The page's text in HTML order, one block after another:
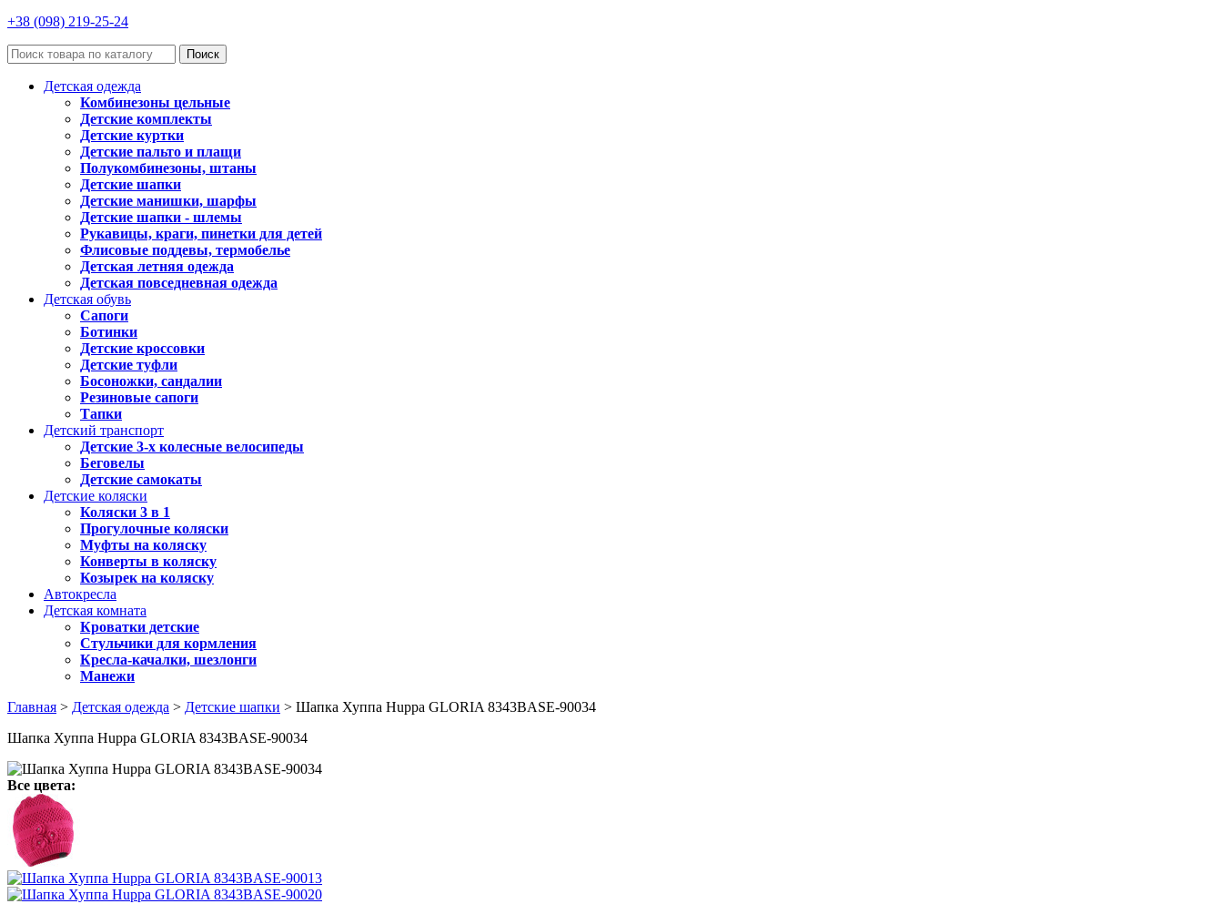
+38 (098) 219-25-24
Поиск
Детская одежда
Комбинезоны цельные
Детские комплекты
Детские куртки
Детские пальто и плащи
Полукомбинезоны, штаны
Детские шапки
Детские манишки, шарфы
Детские шапки - шлемы
Рукавицы, краги, пинетки для детей
Флисовые поддевы, термобелье
Детская летняя одежда
Детская повседневная одежда
Детская обувь
Сапоги
Ботинки
Детские кроссовки
Детские туфли
Босоножки, сандалии
Резиновые сапоги
Тапки
Детский транспорт
Детские 3-х колесные велосипеды
Беговелы
Детские самокаты
Детские коляски
Коляски 3 в 1
Прогулочные коляски
Муфты на коляску
Конверты в коляску
Козырек на коляску
Автокресла
Детская комната
Кроватки детские
Стульчики для кормления
Кресла-качалки, шезлонги
Манежи
Главная > Детская одежда > Детские шапки > Шапка Хуппа Huppa GLORIA 8343BASE-90034
Шапка Хуппа Huppa GLORIA 8343BASE-90034
Все цвета: